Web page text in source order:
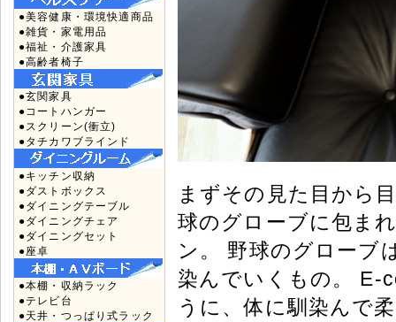
●美容健康・環境快適商品
●雑貨・家電用品
●福祉・介護家具
●高齢者椅子
●玄関家具
●コートハンガー
●スクリーン(衝立)
●タチカワブラインド
●キッチン収納
●ダストボックス
●ダイニングテーブル
●ダイニングチェア
●ダイニングセット
●座卓
●本棚・収納ラック
●テレビ台
●天井・つっぱり式ラック
まずその見た目から
球のグローブに包ま
ン。 野球のグローブ
染んでいくもの。 E-
うに、体に馴染んで